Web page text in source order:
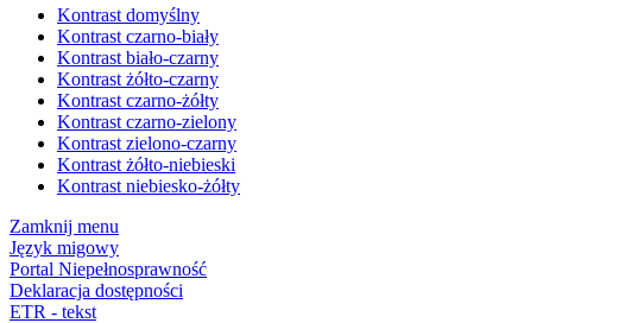
Kontrast domyślny
Kontrast czarno-biały
Kontrast biało-czarny
Kontrast żółto-czarny
Kontrast czarno-żółty
Kontrast czarno-zielony
Kontrast zielono-czarny
Kontrast żółto-niebieski
Kontrast niebiesko-żółty
Zamknij menu
Język migowy
Portal Niepełnosprawność
Deklaracja dostępności
ETR - tekst